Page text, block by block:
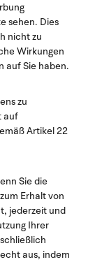
sehen. Dies
nicht zu
Wirkungen
auf Sie haben.
zu
auf
Artikel 22
Sie die
Erhalt von
jederzeit und
Ihrer
aus, indem